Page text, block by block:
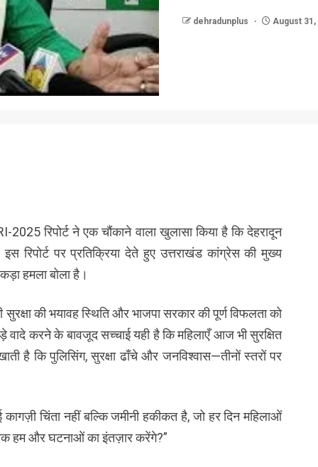
dehradunplus August 31,
2025 रिपोर्ट ने एक चौंकाने वाला खुलासा किया है कि देहरादून
पर प्रतिक्रिया देते हुए उत्तराखंड कांग्रेस की मुख्य
हमला बोला है।
की भयावह स्थिति और भाजपा सरकार की पूर्ण विफलता को
वादे करने के बावजूद सच्चाई यही है कि महिलाएँ आज भी सुरक्षित
है कि पुलिसिंग, सुरक्षा ढाँचे और जनविश्वास—तीनों स्तरों पर
चिंता नहीं बल्कि जमीनी हकीकत है, जो हर दिन महिलाओं
हम और घटनाओं का इंतज़ार करेंगे?”